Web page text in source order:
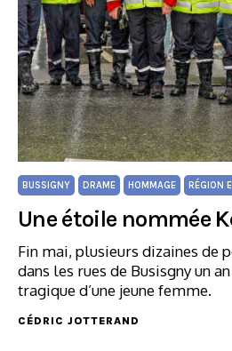
BUSSIGNY DRAME HOMMAGE RÉGION
Une étoile nommée
Fin mai, plusieurs dizaines de
dans les rues de Busisgny un
tragique d’une jeune femme.
CÉDRIC JOTTERAND